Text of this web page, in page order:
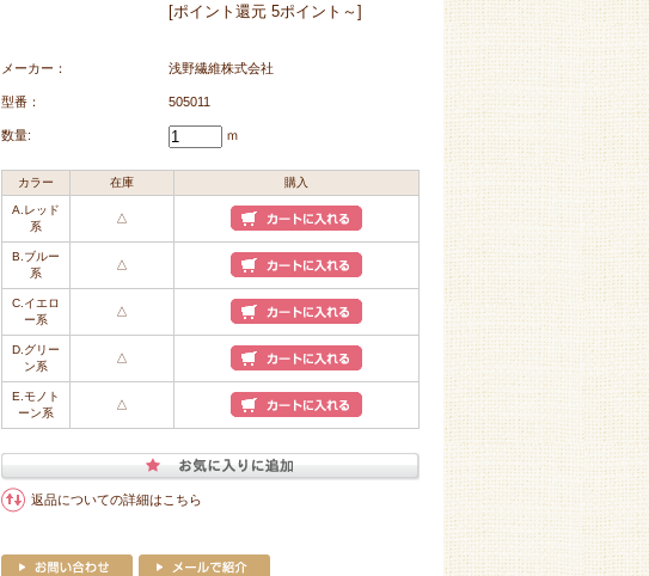
[ポイント還元 5ポイント～]
メーカー： 浅野繊維株式会社
型番： 505011
数量: ｍ
カラー 在庫 購入
A.レッド
系
△
B.ブルー
系
△
C.イエロ
ー系
△
D.グリー
ン系
△
E.モノト
ーン系
△
返品についての詳細はこちら